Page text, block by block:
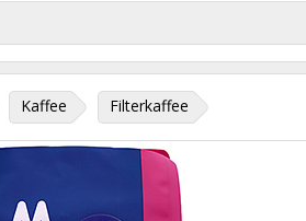
Kaffee Filterkaffee